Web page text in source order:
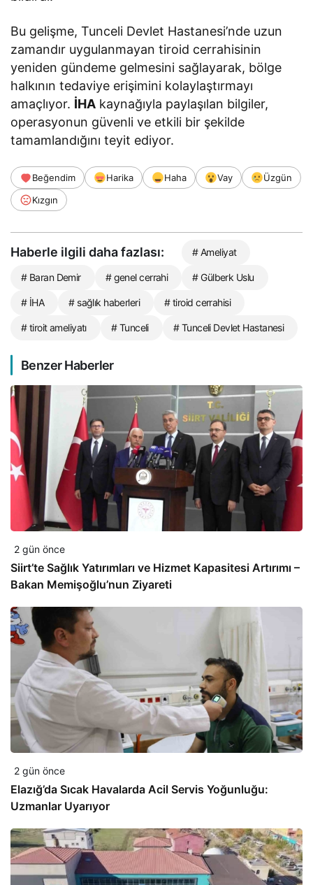
Bu gelişme, Tunceli Devlet Hastanesi’nde uzun
zamandır uygulanmayan tiroid cerrahisinin
yeniden gündeme gelmesini sağlayarak, bölge
halkının tedaviye erişimini kolaylaştırmayı
amaçlıyor. İHA kaynağıyla paylaşılan bilgiler,
operasyonun güvenli ve etkili bir şekilde
tamamlandığını teyit ediyor.
Beğendim Harika Haha Vay
Üzgün
Kızgın
Haberle ilgili daha fazlası: # Ameliyat
# Baran Demir # genel cerrahi # Gülberk Uslu
# İHA # sağlık haberleri # tiroid cerrahisi
# tiroit ameliyatı # Tunceli # Tunceli Devlet Hastanesi
Benzer Haberler
2 gün önce
Siirt’te Sağlık Yatırımları ve Hizmet Kapasitesi Artırımı –
Bakan Memişoğlu’nun Ziyareti
2 gün önce
Elazığ’da Sıcak Havalarda Acil Servis Yoğunluğu:
Uzmanlar Uyarıyor